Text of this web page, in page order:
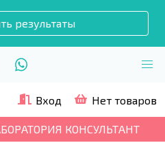
результаты
Вход Нет товаров
КОНСУЛЬТАНТ